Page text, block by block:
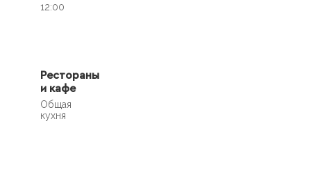
12:00
Рестораны
и кафе
Общая
кухня